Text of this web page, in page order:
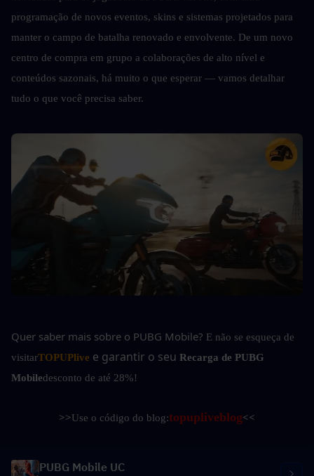
programação de novos eventos, skins e sistemas projetados para
manter o campo de batalha renovado e envolvente. De um novo
centro de compra em grupo a colaborações de alto nível e
conteúdos sazonais, há muito o que esperar — vamos detalhar
tudo o que você precisa saber.
Quer saber mais sobre o PUBG Mobile? E não se esqueça de
visitarTOPUPlive e garantir o seu Recarga de PUBG
Mobiledesconto de até 28%!
>>Use o código do blog:topupliveblog<<
PUBG Mobile UC